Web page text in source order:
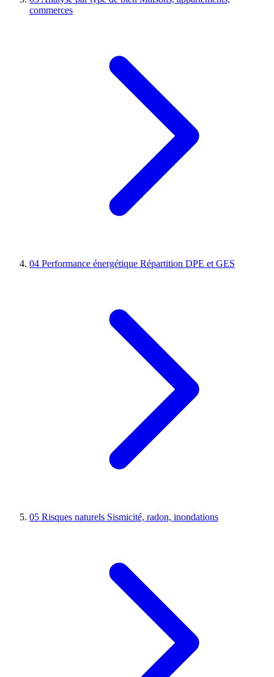
commerces
04 Performance énergétique Répartition DPE et GES
05 Risques naturels Sismicité, radon, inondations